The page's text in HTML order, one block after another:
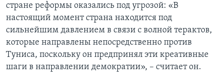
стране реформы оказались под угрозой: «В
настоящий момент страна находится под
сильнейшим давлением в связи с волной терактов,
которые направлены непосредственно против
Туниса, поскольку он предпринял эти креативные
шаги в направлении демократии», – считает он.